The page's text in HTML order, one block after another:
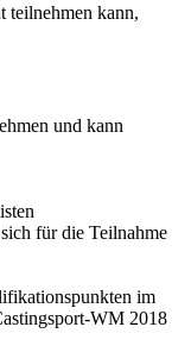
teilnehmen kann,
und kann
für die Teilnahme
im
WM 2018